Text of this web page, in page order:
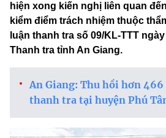
hiện xong kiến nghị liên quan
kiểm điểm trách nhiệm thuộc
luận thanh tra số 09/KL-TTT
Thanh tra tỉnh An Giang.
An Giang: Thu hồi hơn
thanh tra tại huyện Phú